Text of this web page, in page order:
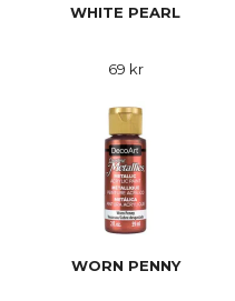
WHITE PEARL
69 kr
WORN PENNY